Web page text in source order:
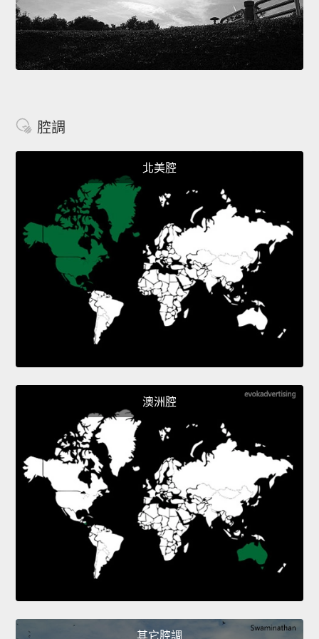
腔調
北美腔
澳洲腔
其它腔調